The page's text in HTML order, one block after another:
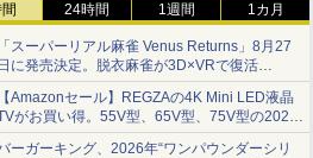
24時間 1週間 1カ月
スーパーリアル麻雀 Venus Returns」8月27
に発売決定。脱衣麻雀が3D×VRで復活
売から2週間は20%オフになるセールが実施
Amazonセール】REGZAの4K Mini LED液晶
がお買い得。55V型、65V型、75V型の2026
モデルがラインナップ
ーガーキング、2026年“ワンパウンダーシリ